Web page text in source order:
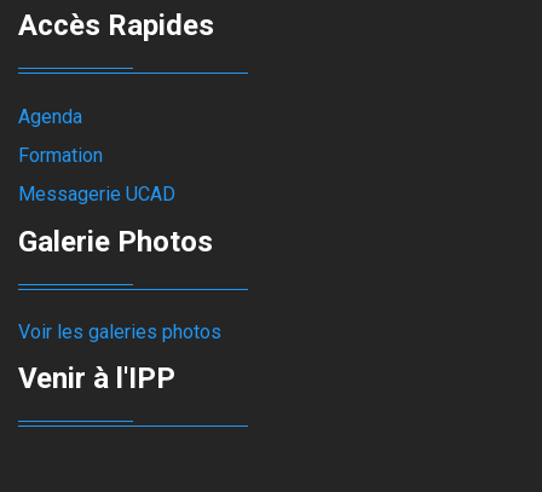
Accès Rapides
Agenda
Formation
Messagerie UCAD
Galerie Photos
Voir les galeries photos
Venir à l'IPP